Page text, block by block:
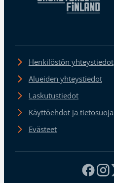
Henkilöstön yhteystiedot
Alueiden yhteystiedot
Laskutustiedot
Käyttöehdot ja tietosuoja
Evästeet